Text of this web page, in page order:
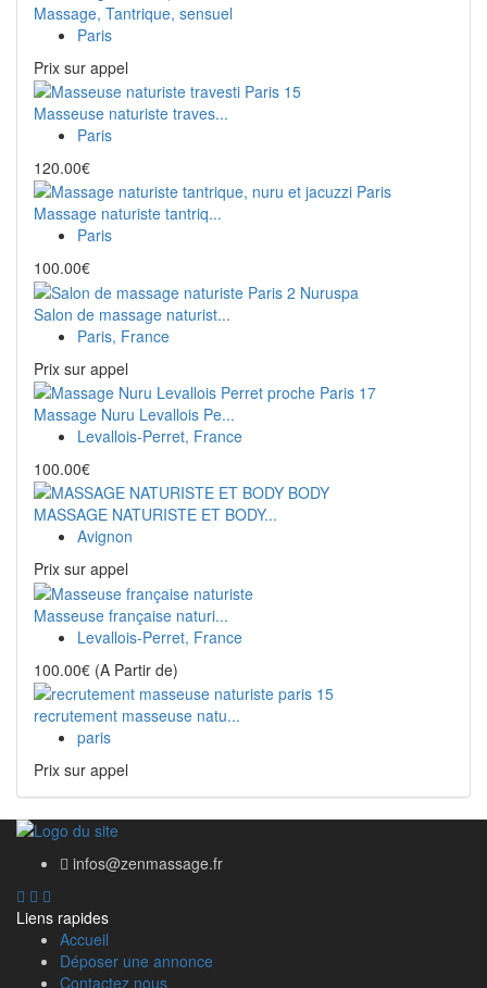
Massage, Tantrique, sensuel
Paris
Prix ​​sur appel
Masseuse naturiste traves...
Paris
120.00€
Massage naturiste tantriq...
Paris
100.00€
Salon de massage naturist...
Paris, France
Prix ​​sur appel
Massage Nuru Levallois Pe...
Levallois-Perret, France
100.00€
MASSAGE NATURISTE ET BODY...
Avignon
Prix ​​sur appel
Masseuse française naturi...
Levallois-Perret, France
100.00€ (A Partir de)
recrutement masseuse natu...
paris
Prix ​​sur appel
infos@zenmassage.fr
Liens rapides
Accueil
Déposer une annonce
Contactez nous